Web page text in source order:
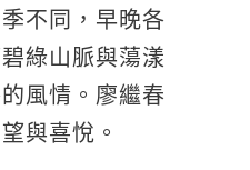
不同，早晚各
綠山脈與蕩漾
風情。廖繼春
與喜悅。